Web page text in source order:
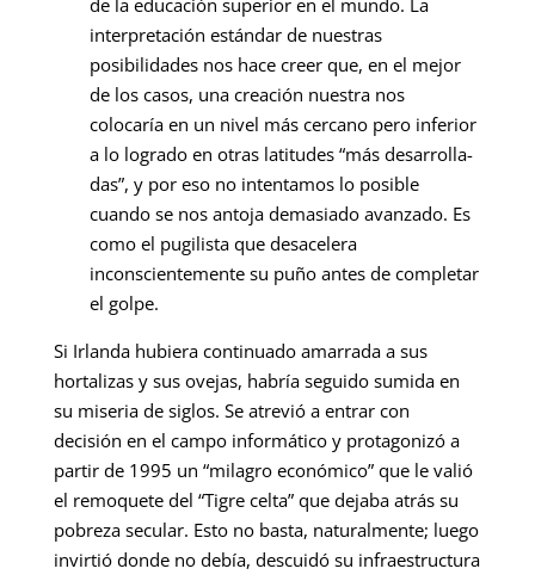
interpretación estándar de nuestras
posibilidades nos hace creer que, en el me­jor
de los casos, una creación nuestra nos
colocaría en un nivel más cercano pero in­ferior
a lo logrado en otras latitudes “más desarrolla­
das”, y por eso no intentamos lo posible
cuando se nos antoja demasiado avanzado. Es
como el pugilista que desacelera
inconscientemente su puño antes de completar
el golpe.
Si Irlanda hubiera continuado amarrada a sus
hortalizas y sus ovejas, habría seguido sumida en
su miseria de siglos. Se atrevió a entrar con
decisión en el campo informático y protagonizó a
partir de 1995 un “milagro económico” que le valió
el remoquete del “Tigre celta” que dejaba atrás su
pobreza secular. Esto no basta, naturalmente; luego
invirtió donde no debía, descuidó su infraestructura